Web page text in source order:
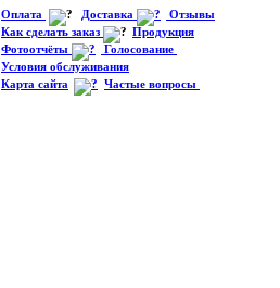
Оплата Доставка
Отзывы
Как сделать заказ
Продукция
Фотоотчёты
Голосование
Условия обслуживания
Карта сайта
Частые вопросы